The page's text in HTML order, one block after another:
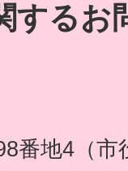
するお
番地4（市